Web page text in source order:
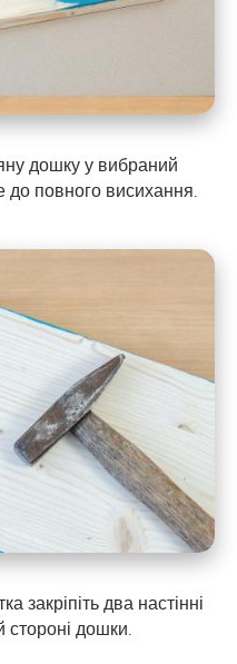
дошку у вибраний
до повного висихання.
закріпіть два настінні
стороні дошки.